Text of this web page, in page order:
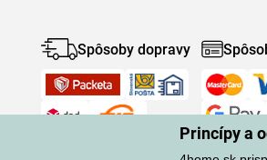
Princípy a
Spôsoby dopravy